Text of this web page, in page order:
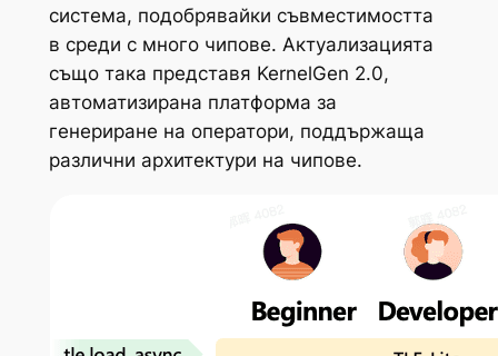
система, подобрявайки съвместимостта
в среди с много чипове. Актуализацията
също така представя KernelGen 2.0,
автоматизирана платформа за
генериране на оператори, поддържаща
различни архитектури на чипове.